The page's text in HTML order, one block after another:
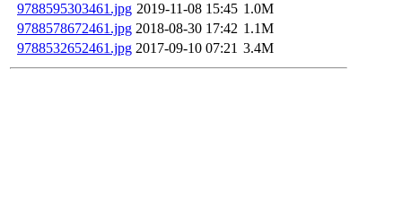
9788595303461.jpg 2019-11-08 15:45 1.0M
9788578672461.jpg 2018-08-30 17:42 1.1M
9788532652461.jpg 2017-09-10 07:21 3.4M